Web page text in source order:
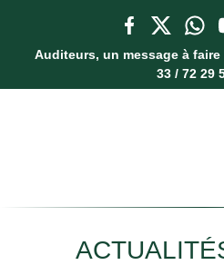
Auditeurs, un message à faire
33 / 72 29